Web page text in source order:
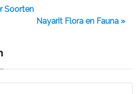
Soorten
Nayarit Flora en Fauna »